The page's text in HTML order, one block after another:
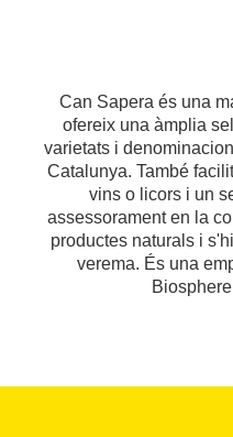
Can Sapera és una
ofereix una àmplia
varietats i
Catalunya. També
vins o licors i un
assessorament en la
productes naturals i
verema. És una